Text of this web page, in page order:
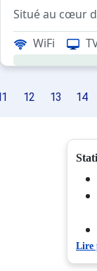
Situé au cœur
d’une
Le balcon est
Les plus de
WiFi
12 13 14
Lire